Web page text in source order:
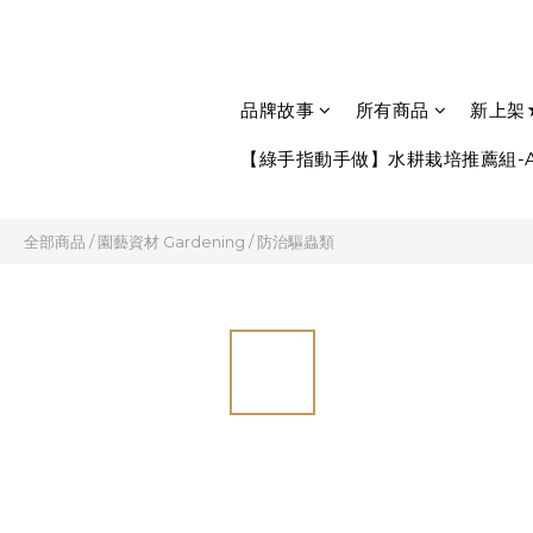
品牌故事 所有商品 新上
【綠手指動手做】水耕栽培推薦
全部商品 /園藝資材 Gardening /防治驅蟲類